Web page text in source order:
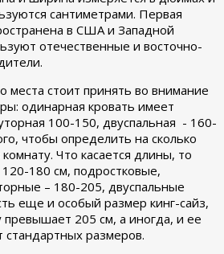
сантиметрами. Первая
в США и Западной
отечественные и восточно-
места стоит принять во внимание
одинарная кровать имеет
100-150, двуспальная - 160-
чтобы определить на сколько
Что касается длины, то
180 см, подростковые,
– 180-205, двуспальные
еще и особый размер кинг-сайз,
превышает 205 см, а иногда, и ее
стандартных размеров.